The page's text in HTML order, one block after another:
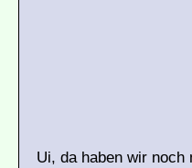
Ui, da haben wir